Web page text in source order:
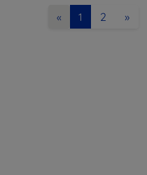
« 1 2 »